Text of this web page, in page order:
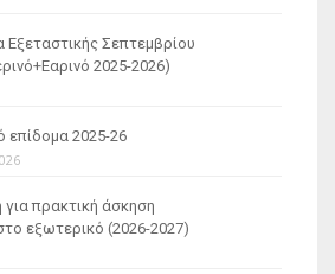
Σεπτεμβρίου
2025-2026)
επίδομα 2025-26
πρακτική άσκηση
εξωτερικό (2026-2027)